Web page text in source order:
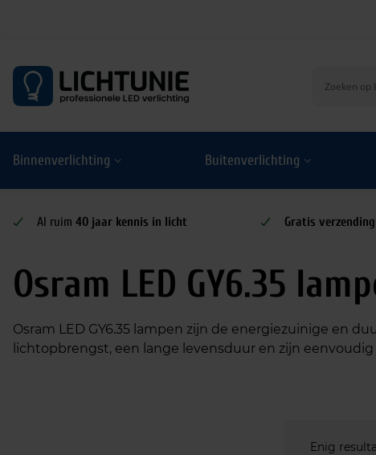
Binnenverlichting Buitenverlichting
Al ruim 40 jaar kennis in licht Gratis verzending
Osram LED GY6.35
Osram LED GY6.35 lampen zijn de energiezuinige en
lichtopbrengst, een lange levensduur en zijn
Enig